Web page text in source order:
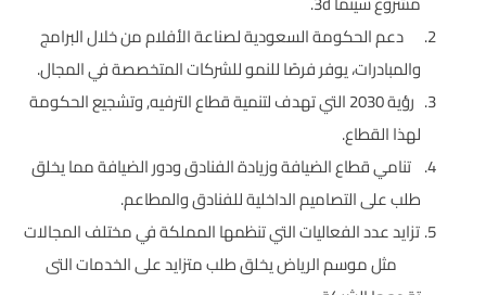
دعم الحكومة السعودية لصناعة الأفلام من خلال البرامج
والمبادرات، يوفر فرصًا للنمو للشركات المتخصصة في المجال.
رؤية 2030 التي تهدف لتنمية قطاع الترفيه, وتشجيع الحكومة
لهذا القطاع.
تنامي قطاع الضيافة وزيادة الفنادق ودور الضيافة مما يخلق
طلب على التصاميم الداخلية للفنادق والمطاعم.
تزايد عدد الفعاليات التي تنظمها المملكة في مختلف المجالات
مثل موسم الرياض يخلق طلب متزايد على الخدمات التى